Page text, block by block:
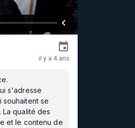
il y a 4 ans
s'adresse
souhaitent se
qualité des
et le contenu de